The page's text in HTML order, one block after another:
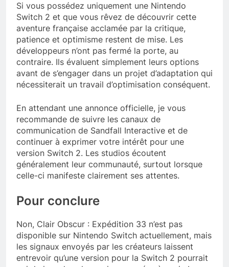
Si vous possédez uniquement une Nintendo
Switch 2 et que vous rêvez de découvrir cette
aventure française acclamée par la critique,
patience et optimisme restent de mise. Les
développeurs n’ont pas fermé la porte, au
contraire. Ils évaluent simplement leurs options
avant de s’engager dans un projet d’adaptation qui
nécessiterait un travail d’optimisation conséquent.
En attendant une annonce officielle, je vous
recommande de suivre les canaux de
communication de Sandfall Interactive et de
continuer à exprimer votre intérêt pour une
version Switch 2. Les studios écoutent
généralement leur communauté, surtout lorsque
celle-ci manifeste clairement ses attentes.
Pour conclure
Non, Clair Obscur : Expédition 33 n’est pas
disponible sur Nintendo Switch actuellement, mais
les signaux envoyés par les créateurs laissent
entrevoir qu’une version pour la Switch 2 pourrait